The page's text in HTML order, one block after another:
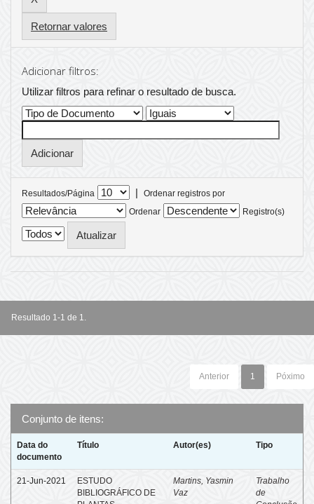
Retornar valores
Adicionar filtros:
Utilizar filtros para refinar o resultado de busca.
Resultados/Página |
Ordenar registros por
Ordenar
Registro(s)
Resultado 1-1 de 1.
Anterior 1 Póximo
Conjunto de itens:
Data do
documento
Título Autor(es) Tipo
21-Jun-2021
ESTUDO
BIBLIOGRÁFICO DE
Martins, Yasmin
Vaz
Trabalho
de